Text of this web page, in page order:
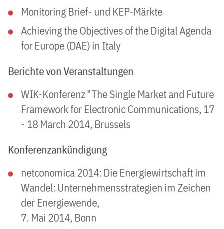
Monitoring Brief- und KEP-Märkte
Achieving the Objectives of the Digital Agenda
for Europe (DAE) in Italy
Berichte von Veranstaltungen
WIK-Konferenz "The Single Market and Future
Framework for Electronic Communications, 17
- 18 March 2014, Brussels
Konferenzankündigung
netconomica 2014: Die Energiewirtschaft im
Wandel: Unternehmensstrategien im Zeichen
der Energiewende,
7. Mai 2014, Bonn